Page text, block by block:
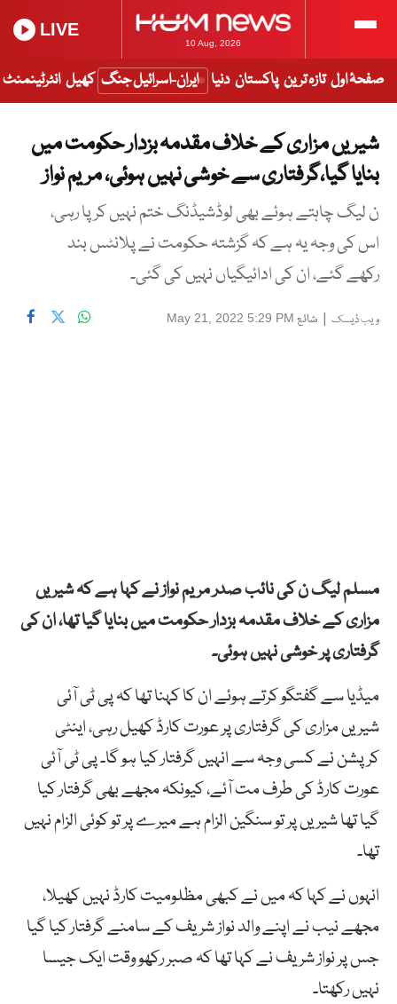
10 Aug, 2026
LIVE
صفحۂ اول تازہ ترین پاکستان دنیا ایران-اسرائیل جنگ کھیل انٹرٹینمنٹ
شیریں مزاری کے خلاف مقدمہ بزدار حکومت میں
بنایا گیا،گرفتاری سے خوشی نہیں ہوئی، مریم نواز
ن لیگ چاہتے ہوئے بھی لوڈشیڈنگ ختم نہیں کر پا رہی،
اس کی وجہ یہ ہے کہ گزشتہ حکومت نے پلانٹس بند
رکھے گئے، ان کی ادائیگیاں نہیں کی گئی۔
ویب ڈیسک | شائع May 21, 2022 5:29 PM
مسلم لیگ ن کی نائب صدر مریم نواز نے کہا ہے کہ شیریں
مزاری کے خلاف مقدمہ بزدار حکومت میں بنایا گیا تھا، ان کی
گرفتاری پر خوشی نہیں ہوئی۔
میڈیا سے گفتگو کرتے ہوئے ان کا کہنا تھا کہ پی ٹی آئی
شیریں مزاری کی گرفتاری پر عورت کارڈ کھیل رہی، اینٹی
کرپشن نے کسی وجہ سے انہیں گرفتار کیا ہو گا۔ پی ٹی آئی
عورت کارڈ کی طرف مت آئے، کیونکہ مجھے بھی گرفتار کیا
گیا تھا شیریں پر تو سنگین الزام ہے میرے پر تو کوئی الزام نہیں
تھا۔
انہوں نے کہا کہ میں نے کبھی مظلومیت کارڈ نہیں کھیلا،
مجھے نیب نے اپنے والد نواز شریف کے سامنے گرفتار کیا گیا
جس پر نواز شریف نے کہا تھا کہ صبر رکھو وقت ایک جیسا
نہیں رکھتا۔